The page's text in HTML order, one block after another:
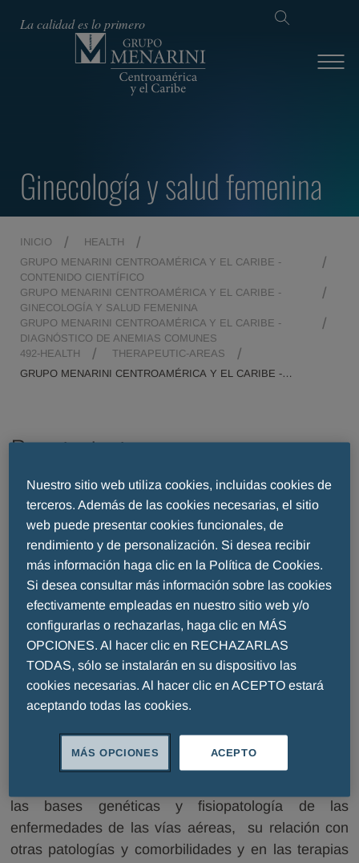
La calidad es lo primero
Ginecología y salud femenina
INICIO
HEALTH
GRUPO MENARINI CENTROAMÉRICA Y EL CARIBE -
CONTENIDO CIENTÍFICO
GRUPO MENARINI CENTROAMÉRICA Y EL CARIBE -
GINECOLOGÍA Y SALUD FEMENINA
GRUPO MENARINI CENTROAMÉRICA Y EL CARIBE -
DIAGNÓSTICO DE ANEMIAS COMUNES
492-HEALTH
THERAPEUTIC-AREAS
GRUPO MENARINI CENTROAMÉRICA Y EL CARIBE -
Respiratorio
The Barcelona-Boston Lung
Conference 2016
Es un placer presentarles e invitarles a la tercera
edición de la “ Barcelona-Boston Lung Conference
on Airway Diseases ”, esponsorizada por
Menarini.
Barcelona-Boston Lung Conference
anual de debate científico al más alto nivel posible
las bases genéticas y fisiopatología de las
enfermedades de las vías aéreas, su relación con
otras patologías y comorbilidades y en las terapias
Nuestro sitio web utiliza cookies, incluidas cookies de
terceros. Además de las cookies necesarias, el sitio
web puede presentar cookies funcionales, de
rendimiento y de personalización. Si desea recibir
más información haga clic en la Política de Cookies.
Si desea consultar más información sobre las cookies
efectivamente empleadas en nuestro sitio web y/o
configurarlas o rechazarlas, haga clic en MÁS
OPCIONES. Al hacer clic en RECHAZARLAS
TODAS, sólo se instalarán en su dispositivo las
cookies necesarias. Al hacer clic en ACEPTO estará
aceptando todas las cookies.
ACEPTO
MÁS OPCIONES